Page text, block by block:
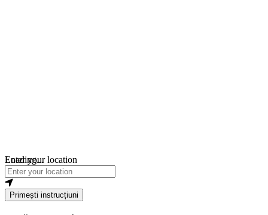
Loading...
Enter your location
Primești instrucțiuni